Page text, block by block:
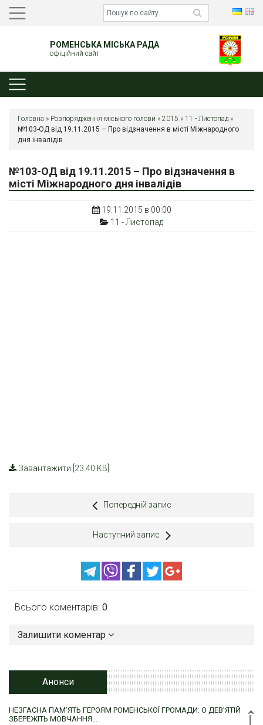
РОМЕНСЬКА МІСЬКА РАДА
офіційний сайт
Головна » Розпорядження міського голови » 2015 » 11 - Листопад »
№103-ОД від 19.11.2015 – Про відзначення в місті Міжнародного
дня інвалідів
№103-ОД від 19.11.2015 – Про відзначення в
місті Міжнародного дня інвалідів
19.11.2015 в 00:00
11 - Листопад
Завантажити [23.40 KB]
Попередній запис
Наступний запис
Всього коментарів: 0
Залишити коментар
Анонси
НЕЗГАСНА ПАМ’ЯТЬ ГЕРОЯМ РОМЕНСЬКОЇ ГРОМАДИ: О ДЕВ’ЯТІЙ
ЗБЕРЕЖІТЬ МОВЧАННЯ…